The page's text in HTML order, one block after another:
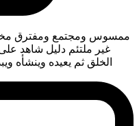
ممسوس ومجتمع ومفترق
غير ملتئم دليل شاهد على
الخلق ثم يعيده وينشأه